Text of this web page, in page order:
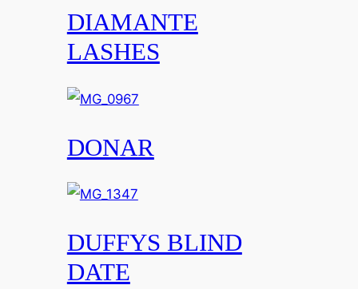
DIAMANTE
LASHES
DONAR
DUFFYS BLIND
DATE